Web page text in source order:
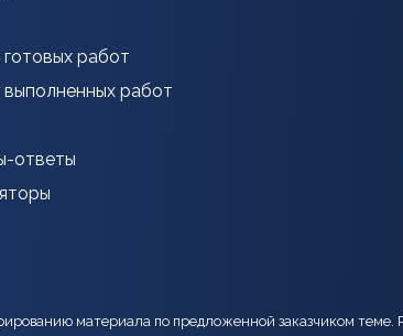
готовых работ
выполненных работ
ответы
материала по предложенной заказчиком